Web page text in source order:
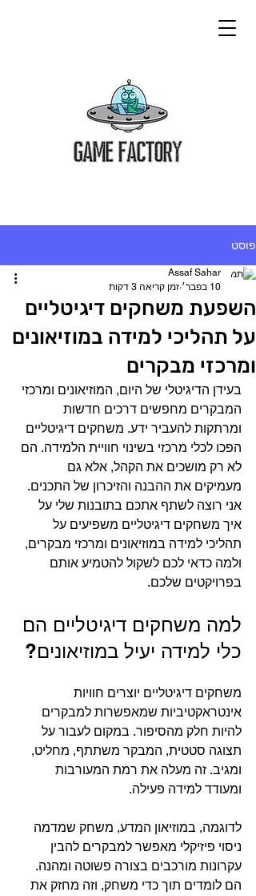
פוסט
השפעת משחקים דיגיטליים
על תהליכי למידה במוזיאונים
ומרכזי מבקרים
Assaf Sahar
10 בפבר׳
זמן קריאה 3 דקות
בעידן הדיגיטלי של היום, המוזיאונים ומרכזי
המבקרים מחפשים דרכים חדשות
ומרתקות להעביר ידע. משחקים דיגיטליים
הפכו לכלי מרכזי בשינוי חוויית הלמידה. הם
לא רק מושכים את הקהל, אלא גם
מעמיקים את ההבנה והזיכרון של התכנים.
אני רוצה לשתף אתכם בתובנות שלי על
איך משחקים דיגיטליים משפיעים על
תהליכי למידה במוזיאונים ומרכזי מבקרים,
ולמה כדאי לכם לשקול להטמיע אותם
בפרויקטים שלכם.
למה משחקים דיגיטליים הם
כלי למידה יעיל במוזיאונים?
משחקים דיגיטליים יוצרים חוויות
אינטראקטיביות שמאפשרות למבקרים
להיות חלק מהסיפור. במקום לעבור על
תצוגה סטטית, המבקר משתתף, מחליט,
ומגיב. זה מעלה את רמת המעורבות
ומעודד למידה פעילה.
לדוגמה, במוזיאון המדע, משחק שמדמה
ניסוי פיזיקלי מאפשר למבקרים להבין
עקרונות מורכבים בצורה פשוטה ומהנה.
הם לומדים תוך כדי משחק, וזה מחזק את